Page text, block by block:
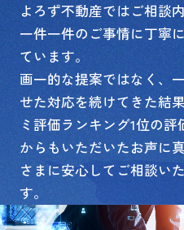
よろず不動産ではご相談
一件一件のご事情に丁寧
ています。
画一的な提案ではなく、
せた対応を続けてきた結
ミ評価ランキング1位の
からもいただいたお声に
さまに安心してご相談い
す。